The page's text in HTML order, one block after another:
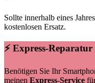
Sollte innerhalb eines
kostenlosen Ersatz.
⚡ Express-
Benötigen Sie Ihr
meinen Express-Service